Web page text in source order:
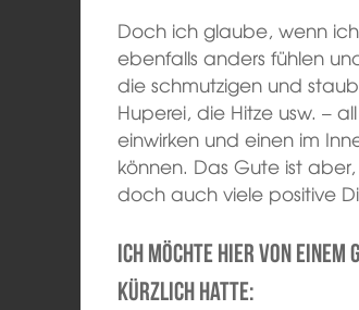
Doch ich glaube, wenn
ebenfalls anders fühlen
die schmutzigen und
Huperei, die Hitze usw. –
einwirken und einen im
können. Das Gute ist
doch auch viele positive
Ich möchte hier von
kürzlich hatte: